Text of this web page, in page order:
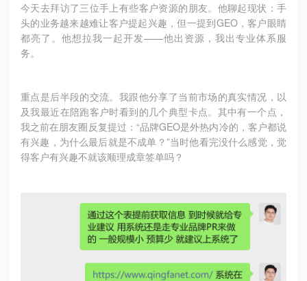
今天去拜访了三位手上有些客户资源的朋友。他聊起现状：手
头的业务越来越难让客户提起兴趣，但一提到GEO，客户眼睛
都亮了。他想拉我一起开发——他出资源，我出专业体系服
务。
重点是后半段的交流。我跟他分享了当前市场的真实情况，以
及我最近在陪跑客户时看到的几个典型卡点。其中有一个点，
我之前在朋友圈反复提过：“品牌GEO是外热内冷的，客户都说
有兴趣，为什么最后就是不成单？”当时他看完没什么感觉，觉
得客户有兴趣不就该顺理成章签单吗？